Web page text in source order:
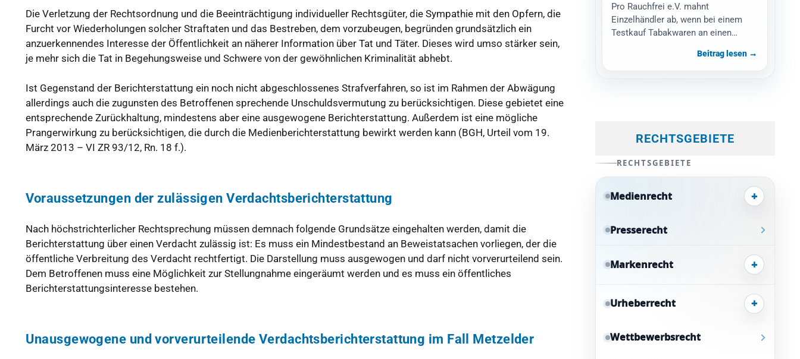
Die Verletzung der Rechtsordnung und die Beeinträchtigung individueller Rechtsgüter, die Sympathie mit den Opfern, die
Furcht vor Wiederholungen solcher Straftaten und das Bestreben, dem vorzubeugen, begründen grundsätzlich ein
anzuerkennendes Interesse der Öffentlichkeit an näherer Information über Tat und Täter. Dieses wird umso stärker sein,
je mehr sich die Tat in Begehungsweise und Schwere von der gewöhnlichen Kriminalität abhebt.
Ist Gegenstand der Berichterstattung ein noch nicht abgeschlossenes Strafverfahren, so ist im Rahmen der Abwägung
allerdings auch die zugunsten des Betroffenen sprechende Unschuldsvermutung zu berücksichtigen. Diese gebietet eine
entsprechende Zurückhaltung, mindestens aber eine ausgewogene Berichterstattung. Außerdem ist eine mögliche
Prangerwirkung zu berücksichtigen, die durch die Medienberichterstattung bewirkt werden kann (BGH, Urteil vom 19.
März 2013 – VI ZR 93/12, Rn. 18 f.).
Voraussetzungen der zulässigen Verdachtsberichterstattung
Nach höchstrichterlicher Rechtsprechung müssen demnach folgende Grundsätze eingehalten werden, damit die
Berichterstattung über einen Verdacht zulässig ist: Es muss ein Mindestbestand an Beweistatsachen vorliegen, der die
öffentliche Verbreitung des Verdacht rechtfertigt. Die Darstellung muss ausgewogen und darf nicht vorverurteilend sein.
Dem Betroffenen muss eine Möglichkeit zur Stellungnahme eingeräumt werden und es muss ein öffentliches
Berichterstattungsinteresse bestehen.
Unausgewogene und vorverurteilende Verdachtsberichterstattung im Fall Metzelder
Pro Rauchfrei e.V. mahnt
Einzelhändler ab, wenn bei einem
Testkauf Tabakwaren an einen
wurden. Gefordert werden eine…
Beitrag lesen →
RECHTSGEBIETE
RECHTSGEBIETE
Medienrecht +
Presserecht
Markenrecht +
Urheberrecht +
Wettbewerbsrecht